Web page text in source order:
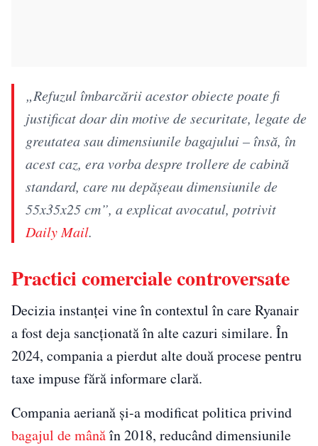
„Refuzul îmbarcării acestor obiecte poate fi
justificat doar din motive de securitate, legate de
greutatea sau dimensiunile bagajului – însă, în
acest caz, era vorba despre trollere de cabină
standard, care nu depășeau dimensiunile de
55x35x25 cm”, a explicat avocatul, potrivit
Daily Mail.
Practici comerciale controversate
Decizia instanței vine în contextul în care Ryanair
a fost deja sancționată în alte cazuri similare. În
2024, compania a pierdut alte două procese pentru
taxe impuse fără informare clară.
Compania aeriană și-a modificat politica privind
bagajul de mânăîn 2018, reducând dimensiunile